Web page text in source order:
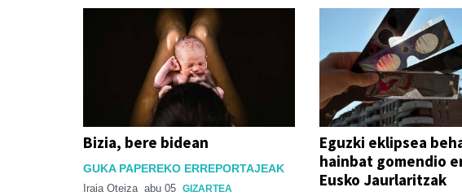
Bizia, bere bidean
GUKA PAPEREKO ERREPORTAJEAK
Iraia Oteiza abu 05 GIZARTEA
Eguzki eklipsea
hainbat gomendio
Eusko Jaurlaritzak